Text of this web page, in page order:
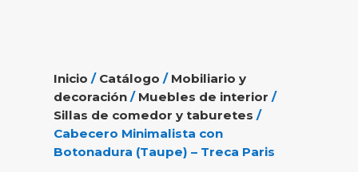
Inicio / Catálogo / Mobiliario y
decoración / Muebles de interior /
Sillas de comedor y taburetes /
Cabecero Minimalista con
Botonadura (Taupe) – Treca Paris